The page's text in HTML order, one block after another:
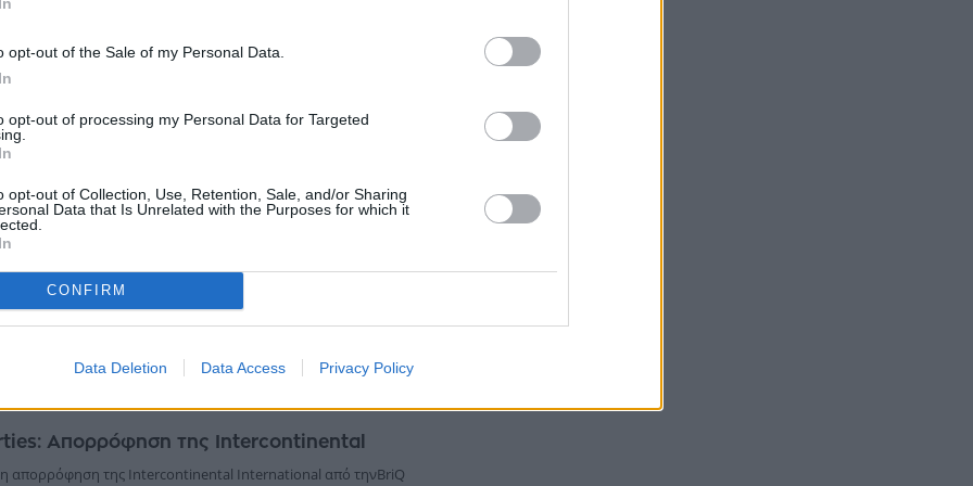
opt-out of the Sale of my Personal Data.
opt-out of processing my Personal Data for Targeted
opt-out of Collection, Use, Retention, Sale, and/or Sharing
Data that Is Unrelated with the Purposes for which it
CONFIRM
Data Deletion Data Access Privacy Policy
επιφάνειας 7.868 τ.μ. με δυνατότητα περαιτέρω επέκτασης. Το νέο
2025
των νέων μετοχών της BriQ
Αθηνών υποδέχθηκε σήμερα εκπροσώπους της Διοίκησης, στελέχη
των νέων με...
2025
Απορρόφηση της Intercontinental
απορρόφηση της Intercontinental International από τηνBriQ